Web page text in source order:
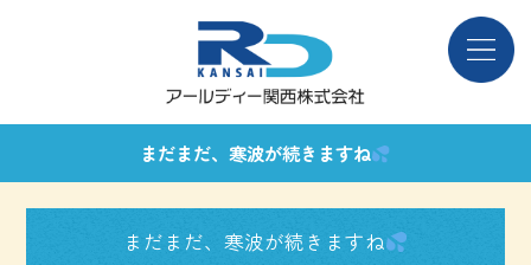
まだまだ、寒波が続きますね
まだまだ、寒波が続きますね